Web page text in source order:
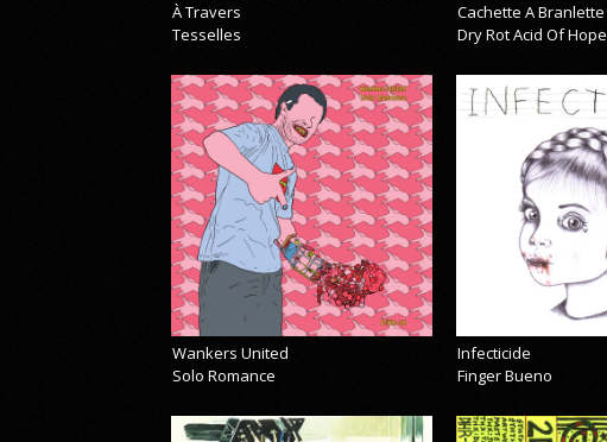
À Travers
Tesselles
Cachette A Branlette
Dry Rot Acid Of Hope
Wankers United
Solo Romance
Infecticide
Finger Bueno